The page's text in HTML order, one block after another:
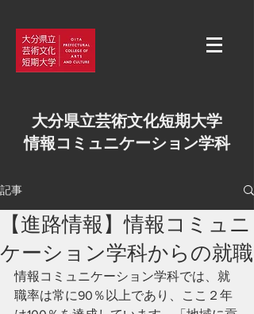
大分県立芸術文化短期大学
情報コミュニケーション学科
記事
【進路情報】情報コミュニ
ケーション学科からの就職
情報コミュニケーション学科では、就
職率は常に90％以上であり、ここ２年